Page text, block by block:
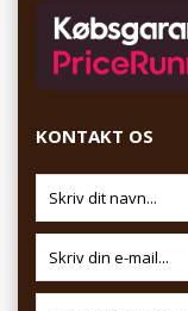
KONTAKT OS